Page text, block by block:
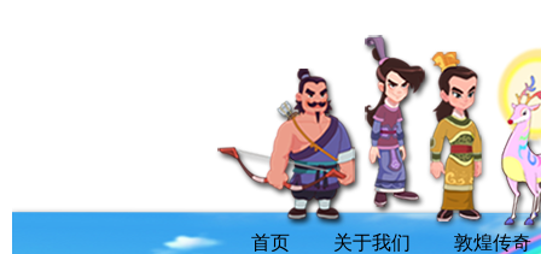
首页 关于我们 敦煌传奇